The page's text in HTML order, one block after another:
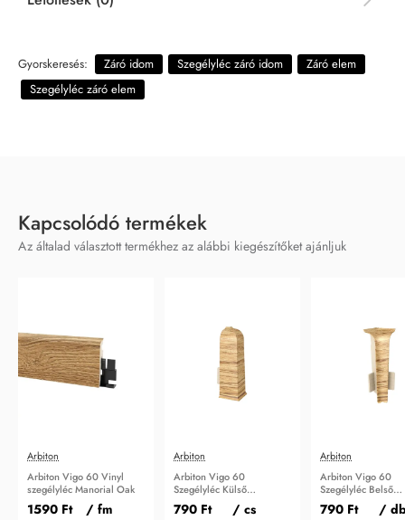
Gyorskeresés: Záró idom Szegélyléc záró idom
Záró elem
Szegélyléc záró elem
Kapcsolódó termékek
Az általad választott termékhez az alábbi kiegészítőket ajánljuk
Arbiton
Arbiton Vigo 60 Vinyl
szegélyléc Manorial Oak
1590 Ft / fm
Arbiton
Arbiton Vigo 60
Szegélyléc Külső
sarokidom Manorial Oak
790 Ft / cs
Arbiton
Arbiton Vigo 60
Szegélyléc Belső
sarokidom
790 Ft /